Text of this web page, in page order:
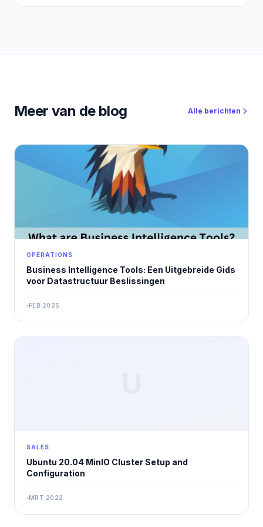
Meer van de blog Alle berichten
OPERATIONS
Business Intelligence Tools: Een Uitgebreide Gids
voor Datastructuur Beslissingen
FEB 2025
SALES
Ubuntu 20.04 MinIO Cluster Setup and
Configuration
MRT 2022